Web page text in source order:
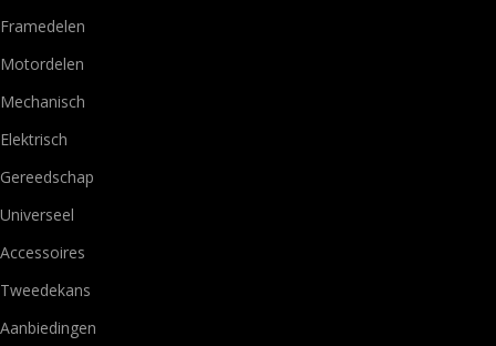
Framedelen
Motordelen
Mechanisch
Elektrisch
Gereedschap
Universeel
Accessoires
Tweedekans
Aanbiedingen